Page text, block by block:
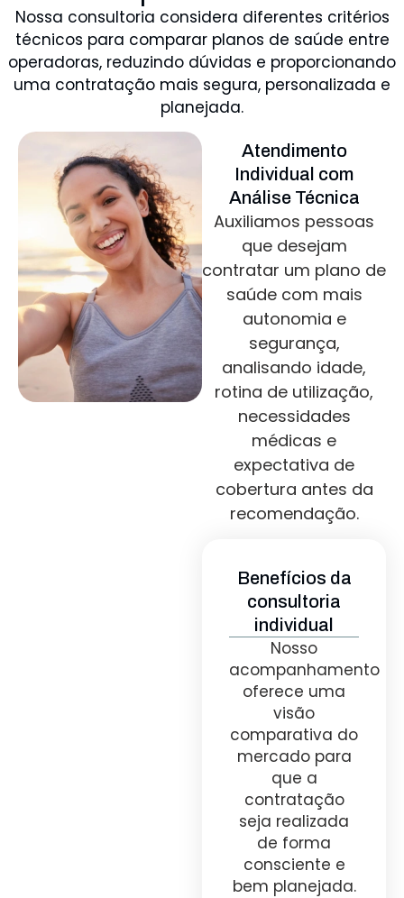
Nossa consultoria considera diferentes critérios
técnicos para comparar planos de saúde entre
operadoras, reduzindo dúvidas e proporcionando
uma contratação mais segura, personalizada e
planejada.
Atendimento
Individual com
Análise Técnica
Auxiliamos pessoas
que desejam
contratar um plano de
saúde com mais
autonomia e
segurança,
analisando idade,
rotina de utilização,
necessidades
médicas e
expectativa de
cobertura antes da
recomendação.
Benefícios da
consultoria
individual
Nosso
acompanhamento
oferece uma
visão
comparativa do
mercado para
que a
contratação
seja realizada
de forma
consciente e
bem planejada.